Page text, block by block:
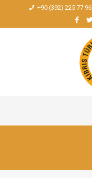
+90 (392) 225 77 96